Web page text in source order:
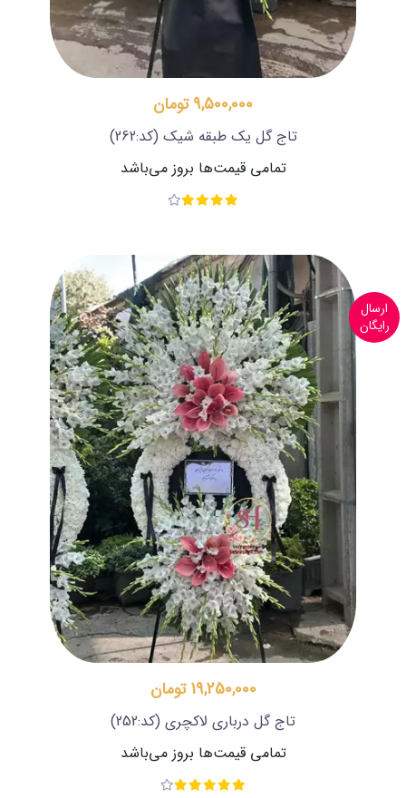
9,500,000 تومان
تاج گل یک طبقه شیک (کد:262)
تمامی قیمت‌ها بروز می‌باشد
ارسال
رایگان
19,250,000 تومان
تاج گل درباری لاکچری (کد:252)
تمامی قیمت‌ها بروز می‌باشد